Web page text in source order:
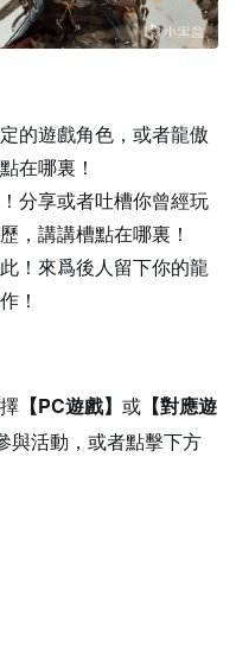
的遊戲角色，或者龍傲
在哪裏！
分享或者吐槽你曾經玩
，講講槽點在哪裏！
！來爲後人留下你的龍
！
【PC遊戲】 或 【對應遊
與活動，或者點擊下方